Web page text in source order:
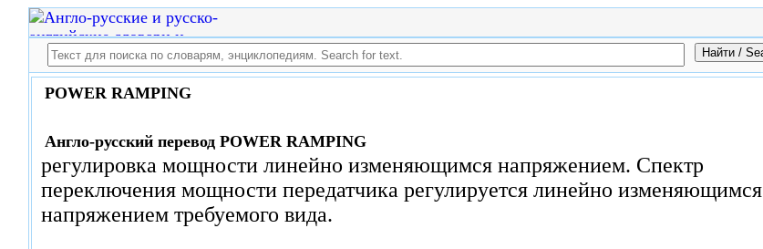
POWER RAMPING
Англо-русский перевод POWER RAMPING
регулировка мощности линейно изменяющимся напряжением. Спектр
переключения мощности передатчика регулируется линейно изменяющимся
напряжением требуемого вида.